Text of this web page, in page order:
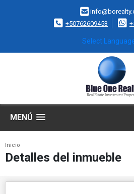
+50762609453
Select
MENÚ
Inicio
Detalles del inmueble